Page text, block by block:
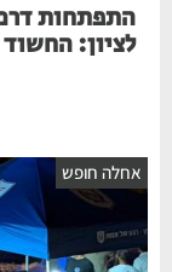
התפתחות
לציון: החשוד
חופש